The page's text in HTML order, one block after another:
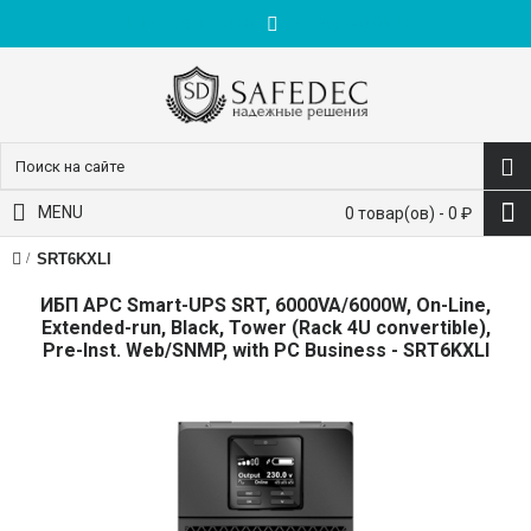
0 товар(ов) - 0 ₽
MENU
SRT6KXLI
ИБП APC Smart-UPS SRT, 6000VA/6000W, On-Line,
Extended-run, Black, Tower (Rack 4U convertible),
Pre-Inst. Web/SNMP, with PC Business - SRT6KXLI